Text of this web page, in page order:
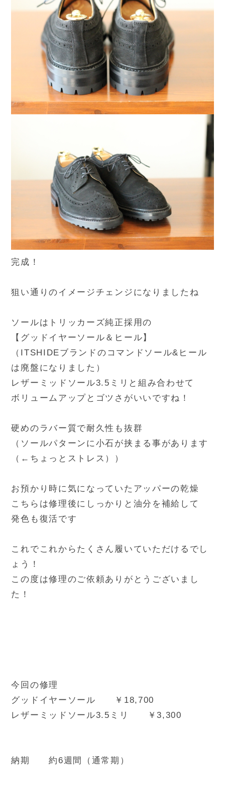
完成！
狙い通りのイメージチェンジになりましたね
ソールはトリッカーズ純正採用の
【グッドイヤーソール＆ヒール】
（ITSHIDEブランドのコマンドソール&ヒール
は廃盤になりました）
レザーミッドソール3.5ミリと組み合わせて
ボリュームアップとゴツさがいいですね！
硬めのラバー質で耐久性も抜群
（ソールパターンに小石が挟まる事があります
（←ちょっとストレス））
お預かり時に気になっていたアッパーの乾燥
こちらは修理後にしっかりと油分を補給して
発色も復活です
これでこれからたくさん履いていただけるでし
ょう！
この度は修理のご依頼ありがとうございまし
た！
今回の修理
グッドイヤーソール ￥18,700
レザーミッドソール3.5ミリ ￥3,300
納期 約6週間（通常期）